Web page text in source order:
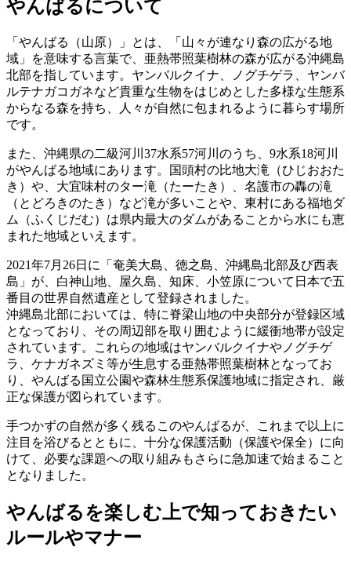
やんばるについて
「やんばる（山原）」とは、「山々が連なり森の広がる地
域」を意味する言葉で、亜熱帯照葉樹林の森が広がる沖縄島
北部を指しています。ヤンバルクイナ、ノグチゲラ、ヤンバ
ルテナガコガネなど貴重な生物をはじめとした多様な生態系
からなる森を持ち、人々が自然に包まれるように暮らす場所
です。
また、沖縄県の二級河川37水系57河川のうち、9水系18河川
がやんばる地域にあります。国頭村の比地大滝（ひじおおた
き）や、大宜味村のター滝（たーたき）、名護市の轟の滝
（とどろきのたき）など滝が多いことや、東村にある福地ダ
ム（ふくじだむ）は県内最大のダムがあることから水にも恵
まれた地域といえます。
2021年7月26日に「奄美大島、徳之島、沖縄島北部及び西表
島」が、白神山地、屋久島、知床、小笠原について日本で五
番目の世界自然遺産として登録されました。
沖縄島北部においては、特に脊梁山地の中央部分が登録区域
となっており、その周辺部を取り囲むように緩衝地帯が設定
されています。これらの地域はヤンバルクイナやノグチゲ
ラ、ケナガネズミ等が生息する亜熱帯照葉樹林となってお
り、やんばる国立公園や森林生態系保護地域に指定され、厳
正な保護が図られています。
手つかずの自然が多く残るこのやんばるが、これまで以上に
注目を浴びるとともに、十分な保護活動（保護や保全）に向
けて、必要な課題への取り組みもさらに急加速で始まること
となりました。
やんばるを楽しむ上で知っておきたい
ルールやマナー